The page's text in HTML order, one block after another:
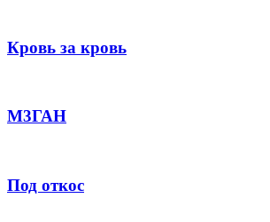
Кровь за кровь
М3ГАН
Под откос